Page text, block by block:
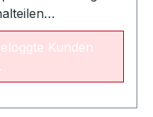
11 - 20 kW022367
gph / 60° SF22 -
Kunden